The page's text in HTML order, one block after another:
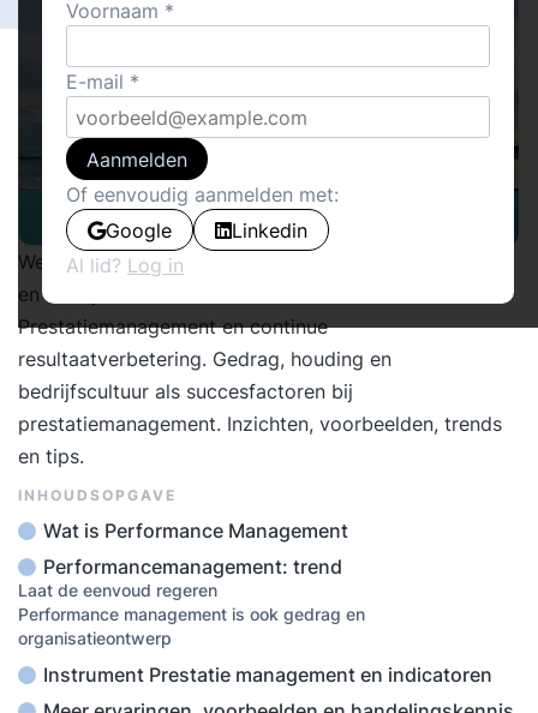
Werken met prestatie indicatoren. Organisatieontwerp
en bedrijfscultuur als succesfactoren.
Prestatiemanagement en continue
resultaatverbetering. Gedrag, houding en
bedrijfscultuur als succesfactoren bij
prestatiemanagement. Inzichten, voorbeelden, trends
en tips.
INHOUDSOPGAVE
Wat is Performance Management
Performancemanagement: trend
Laat de eenvoud regeren
Performance management is ook gedrag en
organisatieontwerp
Instrument Prestatie management en indicatoren
Voornaam
E-mail
Aanmelden
Of eenvoudig aanmelden met:
Google
Linkedin
Al lid? Log in